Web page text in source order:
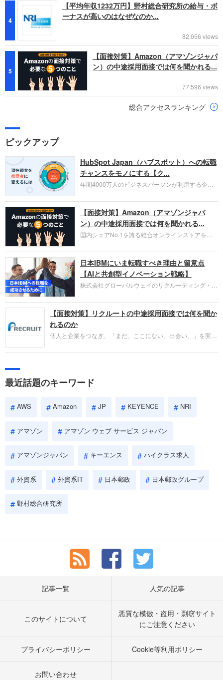
4
【平均年収1232万円】野村総合研究所の給与・ボ
ーナスが高いのはなぜなのか...
82,056 views
5
【面接対策】Amazon（アマゾンジャパ
ン）の中途採用面接では何を聞かれる...
77,596 views
総合アクセスランキング
ピックアップ
HubSpot Japan（ハブスポット）への転職
チャンスをモノにする【ク...
年間4000万人のビジネスパーソンが利用する企業
お勧めするイチオシ企業をご紹介します。今回はク
ラウド型CRMプラットフォームを提供する
HubSpot Japan（ハブスポット・ジャパン）株式会
社です。採用面接対策の企業研究にご活用くださ
い。
【面接対策】Amazon（アマゾンジャパ
ン）の中途採用面接では何を聞かれる...
国内シェアNo.1を誇る総合オンラインストアを運
圧倒的な存在感を持つAmazon。中途採用面接では
過去の具体的な業務成果やリーダーシップの発揮、
失敗からの学びが重視され、人間性やカルチャーフ
ィットも評価対象となり、長期的に成長できる仲間
であるかを多角的に審査されます。
日本IBMにいま転職すべき理由と留意点
【AIと共創型イノベーション戦略】
株式会社グローバルウェイのリクルーティング・パ
パーソンが利用する企業口コミサイト「キャリコ
ネ」の転職エージェントがお勧めするイチオシ企業
IBMです。採用面接対策の企業研究にご活用くださ
い。
【面接対策】リクルートの中途採用面接では何を聞か
れるのか
個人と企業をつなぎ、「まだ、ここにない、出会い。」を実現
やこれまでの成果を具体的に問われるほか、「人間性」も評価
しょう。
最近話題のキーワード
AWS Amazon JP KEYENCE NRI
アマゾン アマゾン ウェブ サービス ジャパン
アマゾンジャパン キーエンス ハイクラス求人
外資系 外資系IT 日本郵政 日本郵政グループ
野村総合研究所
記事一覧 人気の記事
このサイトについて
悪質な模倣・盗用・剽窃サイト
にご注意ください
プライバシーポリシー Cookie等利用ポリシー
お問い合わせ